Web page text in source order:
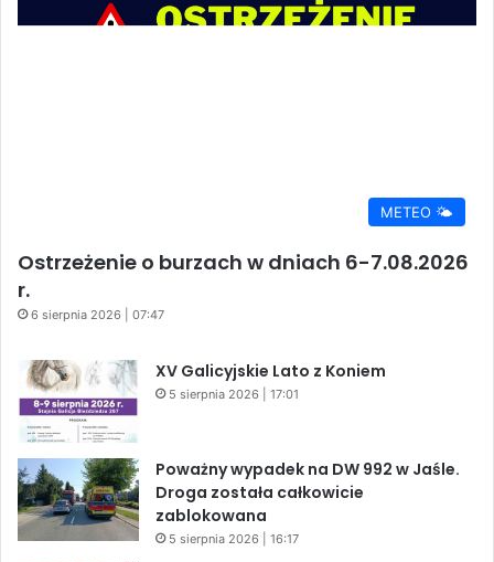
METEO 🌤️
Ostrzeżenie o burzach w dniach 6-7.08.2026
r.
6 sierpnia 2026 | 07:47
XV Galicyjskie Lato z Koniem
5 sierpnia 2026 | 17:01
Poważny wypadek na DW 992 w Jaśle.
Droga została całkowicie
zablokowana
5 sierpnia 2026 | 16:17